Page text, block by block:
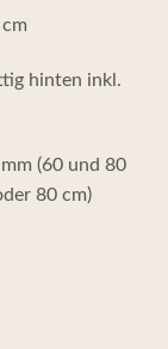
hinten inkl.
(60 und 80
80 cm)